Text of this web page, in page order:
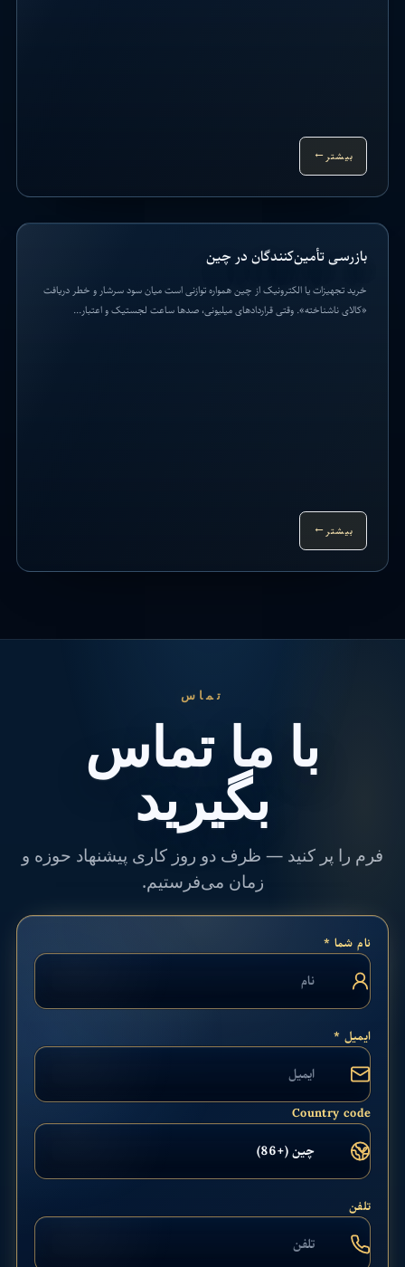
بیشتر→
بازرسی تأمین‌کنندگان در چین
خرید تجهیزات یا الکترونیک از چین همواره توازنی است میان سود سرشار و خطر دریافت
«کالای ناشناخته». وقتی قراردادهای میلیونی، صدها ساعت لجستیک و اعتبار...
بیشتر→
تماس
با ما تماس
بگیرید
فرم را پر کنید — ظرف دو روز کاری پیشنهاد حوزه و
زمان می‌فرستیم.
نام شما *
ایمیل *
Country code
تلفن